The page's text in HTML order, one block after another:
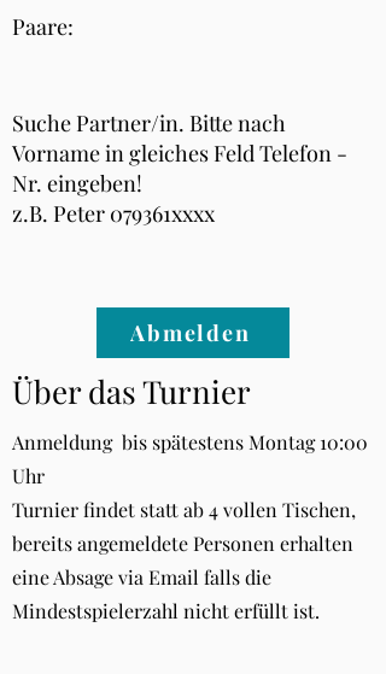
Paare:
Suche Partner/in. Bitte nach
Vorname in gleiches Feld Telefon -
Nr. eingeben!
z.B. Peter 079361xxxx
Abmelden
Über das Turnier
Anmeldung bis spätestens Montag 10:00
Uhr
Turnier findet statt ab 4 vollen Tischen,
bereits angemeldete Personen erhalten
eine Absage via Email falls die
Mindestspielerzahl nicht erfüllt ist.